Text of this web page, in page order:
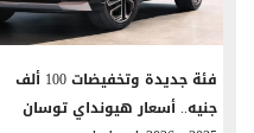
فئة جديدة وتخفيضات 100 ألف
جنيه.. أسعار هيونداي توسان